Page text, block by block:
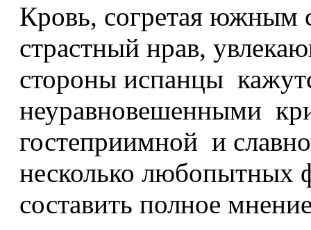
Кровь, согретая южным
страстный нрав,
стороны испанцы
неуравновешенными
гостеприимной и
несколько любопытных
составить полное